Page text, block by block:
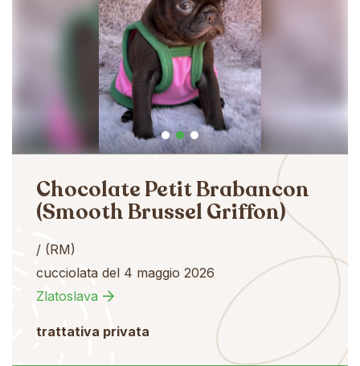
Chocolate Petit Brabancon
(Smooth Brussel Griffon)
/ (RM)
cucciolata del 4 maggio 2026
Zlatoslava
trattativa privata